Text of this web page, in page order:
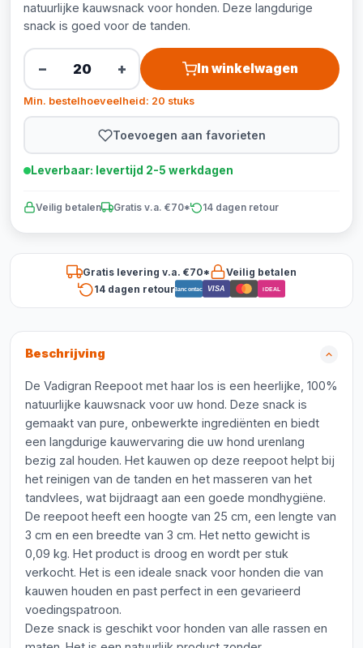
natuurlijke kauwsnack voor honden. Deze langdurige
snack is goed voor de tanden.
− + In winkelwagen
Min. bestelhoeveelheid: 20 stuks
Toevoegen aan favorieten
Leverbaar: levertijd 2-5 werkdagen
Veilig betalen Gratis v.a. €70* 14 dagen retour
Gratis levering v.a. €70*
Veilig betalen
14 dagen retourBancontact VISA iDEAL
Beschrijving
De Vadigran Reepoot met haar los is een heerlijke, 100%
natuurlijke kauwsnack voor uw hond. Deze snack is
gemaakt van pure, onbewerkte ingrediënten en biedt
een langdurige kauwervaring die uw hond urenlang
bezig zal houden. Het kauwen op deze reepoot helpt bij
het reinigen van de tanden en het masseren van het
tandvlees, wat bijdraagt aan een goede mondhygiëne.
De reepoot heeft een hoogte van 25 cm, een lengte van
3 cm en een breedte van 3 cm. Het netto gewicht is
0,09 kg. Het product is droog en wordt per stuk
verkocht. Het is een ideale snack voor honden die van
kauwen houden en past perfect in een gevarieerd
voedingspatroon.
Deze snack is geschikt voor honden van alle rassen en